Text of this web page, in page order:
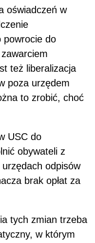
oświadczeń w
powrocie do
też liberalizacja
poza urzędem
to zrobić, choć
USC do
obywateli z
urzędach odpisów
brak opłat za
tych zmian trzeba
w którym